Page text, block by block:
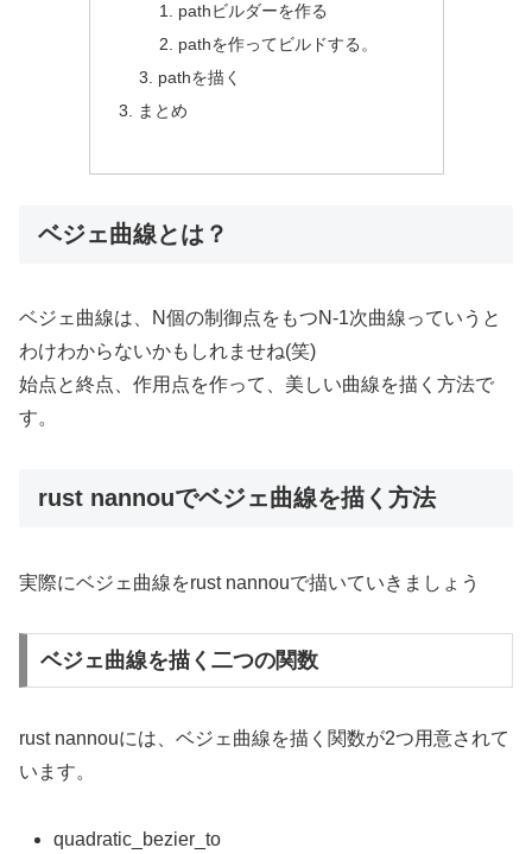
pathビルダーを作る
pathを作ってビルドする。
pathを描く
まとめ
ベジェ曲線とは？
ベジェ曲線は、N個の制御点をもつN-1次曲線っていうと
わけわからないかもしれませね(笑)
始点と終点、作用点を作って、美しい曲線を描く方法で
す。
rust nannouでベジェ曲線を描く方法
実際にベジェ曲線をrust nannouで描いていきましょう
ベジェ曲線を描く二つの関数
rust nannouには、ベジェ曲線を描く関数が2つ用意されて
います。
quadratic_bezier_to